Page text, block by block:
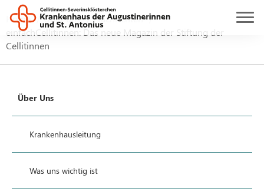
Home Über uns
Nachrichten
einfachCellitinnen: Das neue Magazin der Stiftung der
Cellitinnen
Über Uns
Krankenhausleitung
Was uns wichtig ist